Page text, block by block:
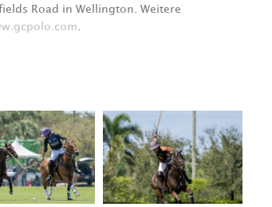
Road in Wellington. Weitere